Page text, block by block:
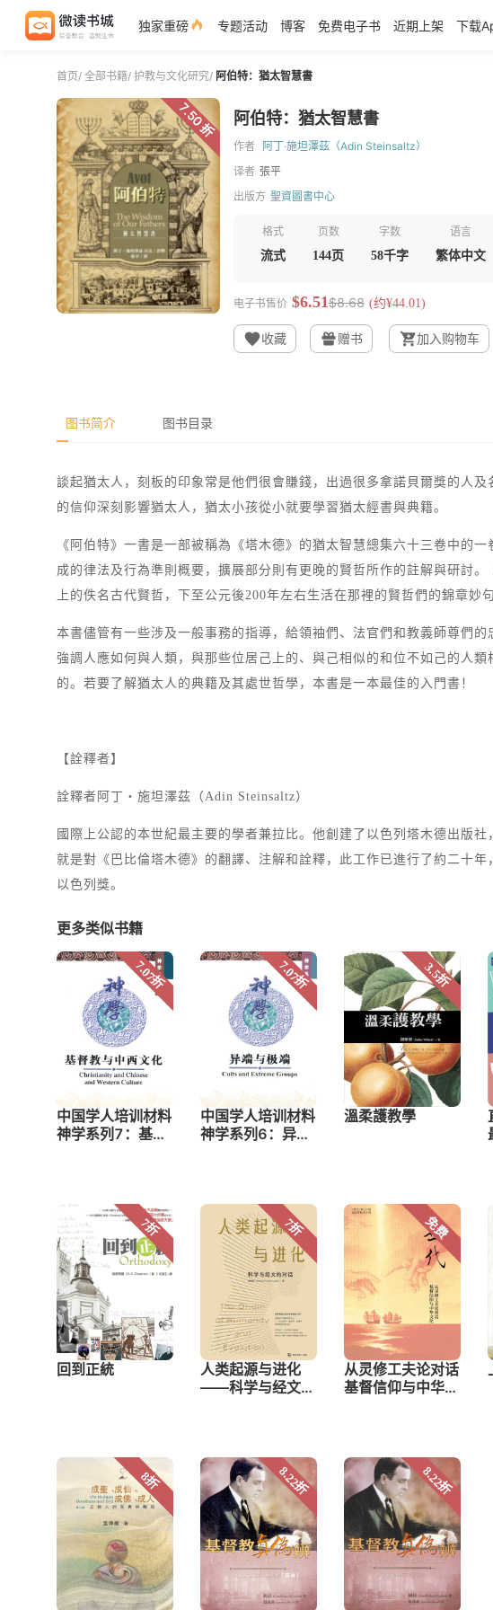
独家重磅 专题活动 博客 免费电子书 近期上架 下载
首页/ 全部书籍/ 护教与文化研究/ 阿伯特：猶太智慧書
7.50 折 阿伯特：猶太智慧書
作者 阿丁‧施坦澤茲（Adin Steinsaltz）
译者 張平
出版方 聖資圖書中心
格式
流式
页数
144页
字数
58千字
语言
繁体中文
电子书售价 $6.51$8.68 (约¥44.01)
收藏 赠书 加入购物车
图书简介 图书目录
談起猶太人，刻板的印象常是他們很會賺錢，出過很多拿諾貝爾獎的人
的信仰深刻影響猶太人，猶太小孩從小就要學習猶太經書與典籍。
《阿伯特》一書是一部被稱為《塔木德》的猶太智慧總集六十三卷中的
成的律法及行為準則概要，擴展部分則有更晚的賢哲所作的註解與研討
上的佚名古代賢哲，下至公元後200年左右生活在那裡的賢哲們的錦章妙
本書儘管有一些涉及一般事務的指導，給領袖們、法官們和教義師尊們
強調人應如何與人類，與那些位居己上的、與己相似的和位不如己的人
的。若要了解猶太人的典籍及其處世哲學，本書是一本最佳的入門書！
【詮釋者】
詮釋者阿丁‧施坦澤茲（Adin Steinsaltz）
國際上公認的本世紀最主要的學者兼拉比。他創建了以色列塔木德出版
就是對《巴比倫塔木德》的翻譯、注解和詮釋，此工作已進行了約二十
以色列獎。
更多类似书籍